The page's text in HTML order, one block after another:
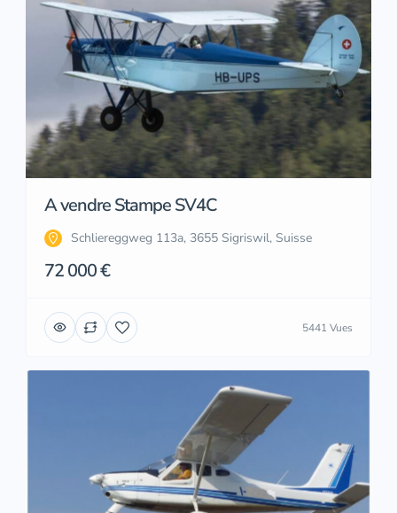
A vendre Stampe SV4C
Schliereggweg 113a, 3655 Sigriswil, Suisse
72 000 €
5441 Vues